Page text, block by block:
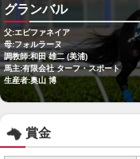
グランバル
父:エピファネイア
母:フォルラーヌ
調教師:和田 雄二 (美浦)
馬主:有限会社 ターフ・スポート
生産者:奥山 博
賞金